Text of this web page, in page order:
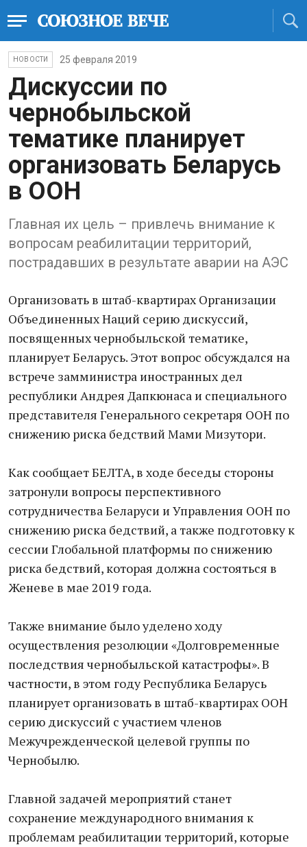
НОВОСТИ 25 февраля 2019
Дискуссии по
чернобыльской
тематике планирует
организовать Беларусь
в ООН
Главная их цель – привлечь внимание к
вопросам реабилитации территорий,
пострадавших в результате аварии на АЭС
Организовать в штаб-квартирах Организации
Объединенных Наций серию дискуссий,
посвященных чернобыльской тематике,
планирует Беларусь. Этот вопрос обсуждался на
встрече замминистра иностранных дел
республики Андрея Дапкюнаса и специального
представителя Генерального секретаря ООН по
снижению риска бедствий Мами Мизутори.
Как сообщает БЕЛТА, в ходе беседы стороны
затронули вопросы перспективного
сотрудничества Беларуси и Управления ООН по
снижению риска бедствий, а также подготовку к
сессии Глобальной платформы по снижению
риска бедствий, которая должна состояться в
Женеве в мае 2019 года.
Также внимание было уделено ходу
осуществления резолюции «Долговременные
последствия чернобыльской катастрофы». В
частности, в этом году Республика Беларусь
планирует организовать в штаб-квартирах ООН
серию дискуссий с участием членов
Межучрежденческой целевой группы по
Чернобылю.
Главной задачей мероприятий станет
сохранение международного внимания к
проблемам реабилитации территорий, которые